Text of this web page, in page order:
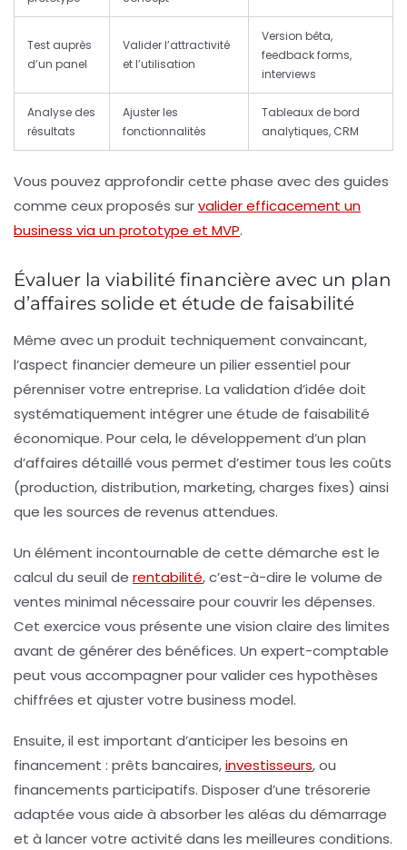
Test auprès
d’un panel
Valider l’attractivité
et l’utilisation
Version bêta,
feedback forms,
interviews
Analyse des
résultats
Ajuster les
fonctionnalités
Tableaux de bord
analytiques, CRM
Vous pouvez approfondir cette phase avec des guides
comme ceux proposés survalider efficacement un
business via un prototype et MVP.
Évaluer la viabilité financière avec un plan
d’affaires solide et étude de faisabilité
Même avec un produit techniquement convaincant,
l’aspect financier demeure un pilier essentiel pour
pérenniser votre entreprise. La validation d’idée doit
systématiquement intégrer une étude de faisabilité
économique. Pour cela, le développement d’un plan
d’affaires détaillé vous permet d’estimer tous les coûts
(production, distribution, marketing, charges fixes) ainsi
que les sources de revenus attendues.
Un élément incontournable de cette démarche est le
calcul du seuil de rentabilité, c’est-à-dire le volume de
ventes minimal nécessaire pour couvrir les dépenses.
Cet exercice vous présente une vision claire des limites
avant de générer des bénéfices. Un expert-comptable
peut vous accompagner pour valider ces hypothèses
chiffrées et ajuster votre business model.
Ensuite, il est important d’anticiper les besoins en
financement : prêts bancaires,investisseurs, ou
financements participatifs. Disposer d’une trésorerie
adaptée vous aide à absorber les aléas du démarrage
et à lancer votre activité dans les meilleures conditions.